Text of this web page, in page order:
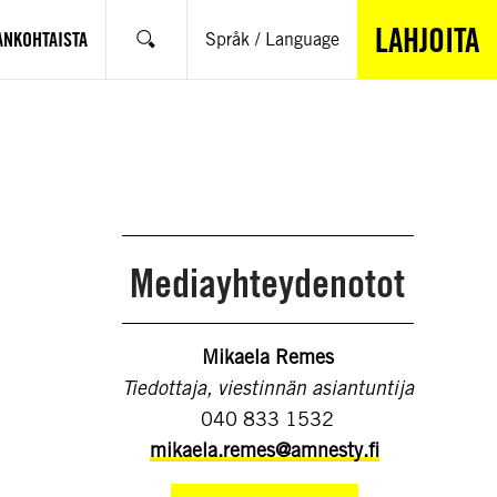
Hae Språk / Language LAHJOITA
Mediayhteydenotot
Mikaela Remes
Tiedottaja, viestinnän asiantuntija
040 833 1532
mikaela.remes@amnesty.fi